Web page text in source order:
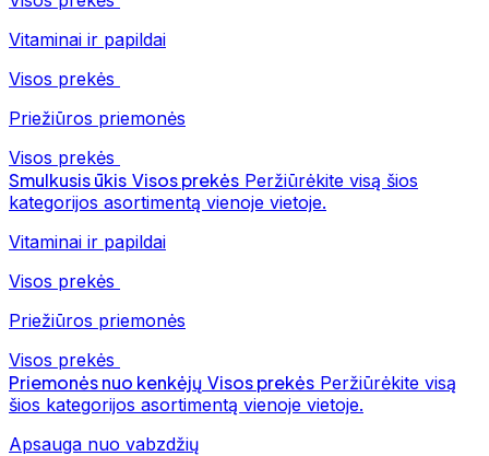
Vitaminai ir papildai
Visos prekės
Priežiūros priemonės
Visos prekės
Smulkusis ūkis Visos prekės Peržiūrėkite visą šios
kategorijos asortimentą vienoje vietoje.
Vitaminai ir papildai
Visos prekės
Priežiūros priemonės
Visos prekės
Priemonės nuo kenkėjų Visos prekės Peržiūrėkite visą
šios kategorijos asortimentą vienoje vietoje.
Apsauga nuo vabzdžių